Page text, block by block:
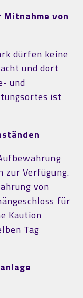
von
dürfen keine
und dort
und
ist
zur Verfügung.
von
für
Kaution
Tag